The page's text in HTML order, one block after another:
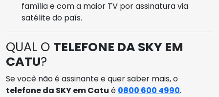
família e com a maior TV por assinatura via
satélite do país.
QUAL O TELEFONE DA SKY EM
CATU?
Se você não é assinante e quer saber mais, o
telefone da SKY em Catu é 0800 600 4990.